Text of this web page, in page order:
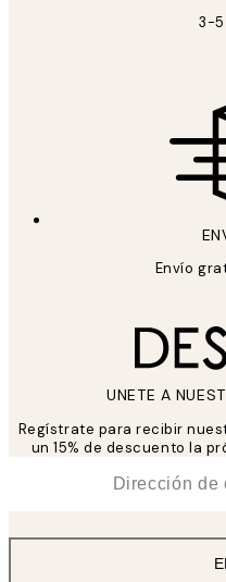
3-
Envío
UNETE A
Regístrate para recibir
un 15% de descuento la